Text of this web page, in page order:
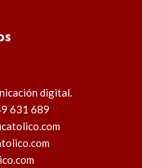
digital.
631 689